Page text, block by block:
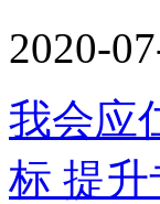
2020-
我会应
标 提